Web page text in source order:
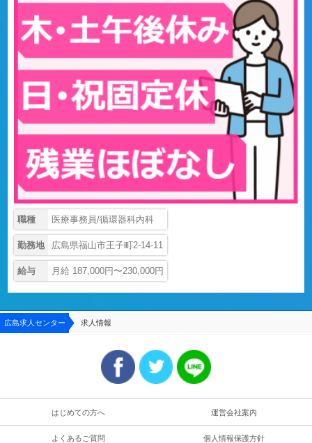
職種 医療事務員/循環器科内科
勤務地 広島県福山市王子町2-14-11
給与 月給 187,000円〜230,000円
広島求人センター 求人情報
はじめての方へ 運営会社案内
よくあるご質問 個人情報保護方針